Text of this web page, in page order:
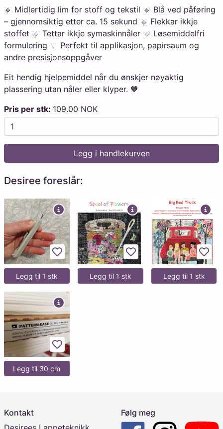
🔹 Midlertidig lim for stoff og tekstil 🔹 Blå ved påføring
– gjennomsiktig etter ca. 15 sekund 🔹 Flekkar ikkje
stoffet 🔹 Tettar ikkje symaskinnåler 🔹 Løsemiddelfri
formulering 🔹 Perfekt til applikasjon, papirsaum og
andre presisjonsoppgåver
Eit hendig hjelpemiddel når du ønskjer nøyaktig
plassering utan nåler eller klyper. 💙
Pris per stk: 109.00 NOK
Legg i handlekurven
Desiree foreslår:
Legg til favoritter
Legg til 1 stk
Legg til favoritter
Legg til 1 stk Legg til 1 stk
Legg til favoritter
Legg til 30 cm
Kontakt
Følg meg